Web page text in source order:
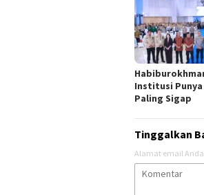
Institusi
Paling Sigap
Tinggalkan
Alamat email